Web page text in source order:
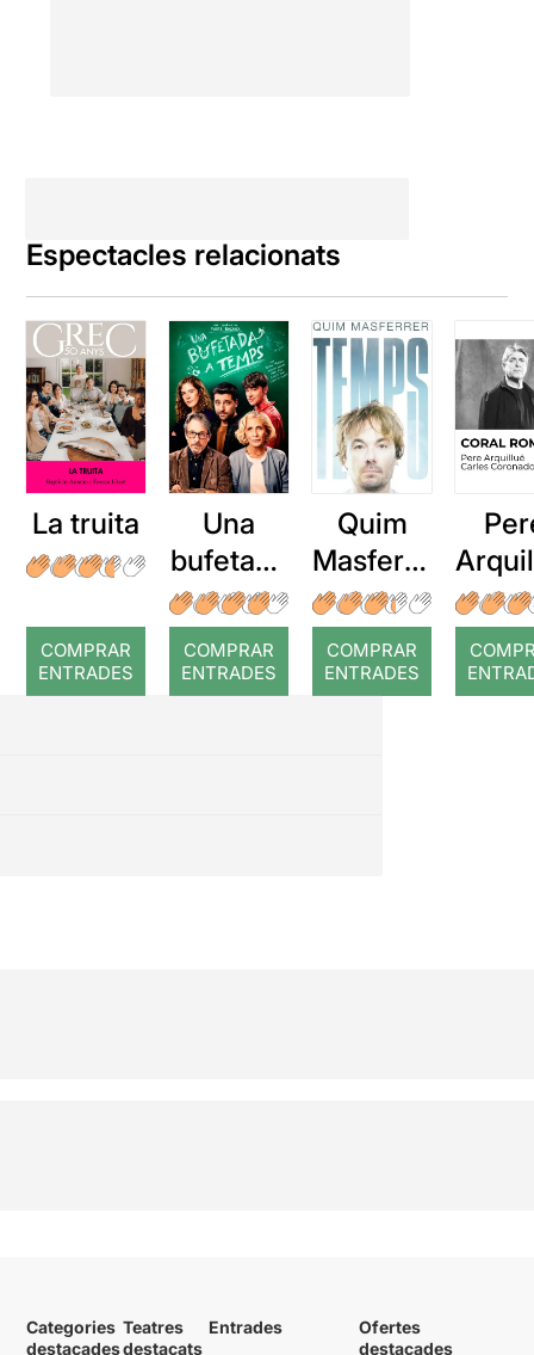
Espectacles relacionats
La truita
COMPRAR
ENTRADES
Una
bufetada
a temps
COMPRAR
ENTRADES
Quim
Masferre
r: Temps
COMPRAR
ENTRADES
:
Categories
destacades
Teatres
destacats
Entrades
Ofertes
destacades